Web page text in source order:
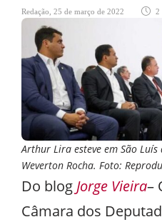
Redação 25 de março de 2022 2
Arthur Lira esteve em São
Weverton Rocha. Foto:
Do blogJorge Vieira–
Câmara dos